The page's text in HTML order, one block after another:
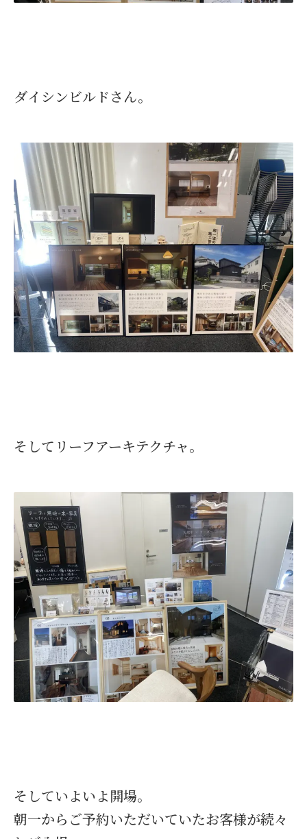
ダイシンビルドさん。
そしてリーフアーキテクチャ。
そしていよいよ開場。
朝一からご予約いただいていたお客様が続々